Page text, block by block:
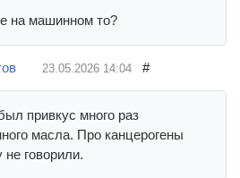
на машинном то?
23.05.2026 14:04 #
привкус много раз
масла. Про канцерогены
не говорили.